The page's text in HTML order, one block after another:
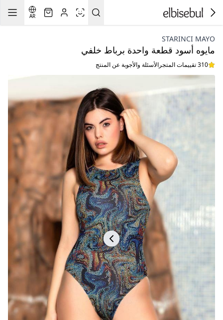
AR
STARINCI MAYO
مايوه أسود قطعة واحدة برباط خلفي
310 تقييمات المتجر الأسئلة والأجوبة عن المنتج